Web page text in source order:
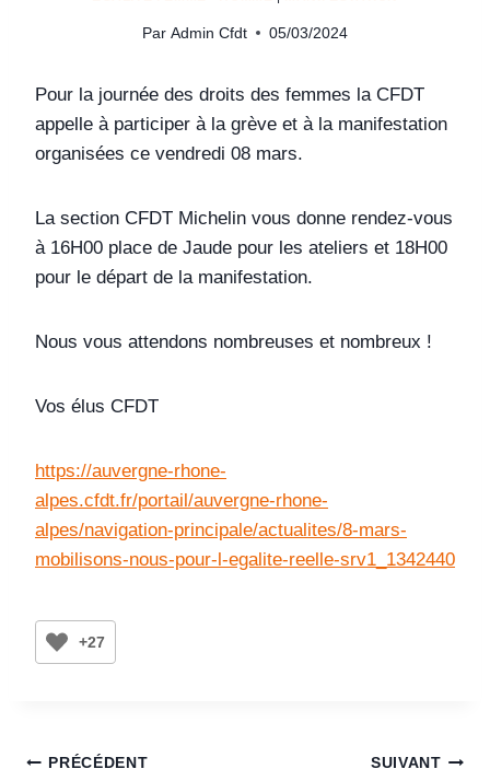
Par Admin Cfdt 05/03/2024
Pour la journée des droits des femmes la CFDT
appelle à participer à la grève et à la manifestation
organisées ce vendredi 08 mars.
La section CFDT Michelin vous donne rendez-vous
à 16H00 place de Jaude pour les ateliers et 18H00
pour le départ de la manifestation.
Nous vous attendons nombreuses et nombreux !
Vos élus CFDT
https://auvergne-rhone-
alpes.cfdt.fr/portail/auvergne-rhone-
alpes/navigation-principale/actualites/8-mars-
mobilisons-nous-pour-l-egalite-reelle-srv1_1342440
+27
PRÉCÉDENT SUIVANT